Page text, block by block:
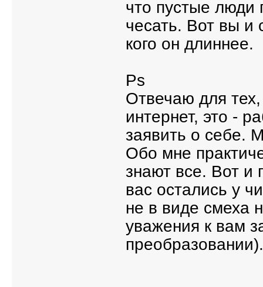
что пустые люди
чесать. Вот вы и
кого он длиннее.
Ps
Отвечаю для
интернет, это -
заявить о себе.
Обо мне
знают все. Вот и
вас остались у
не в виде смеха
уважения к вам
преобразовании).